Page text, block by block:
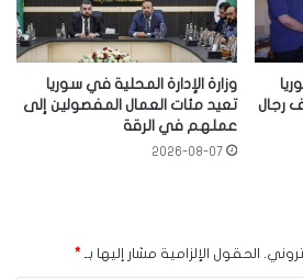
رجال
وزارة الإدارة المحلية في سوريا
تعيد مئات العمال المفصولين إلى
عملهم في الرقة
2026-08-07
الحقول الإلزامية مشار إليها بـ *